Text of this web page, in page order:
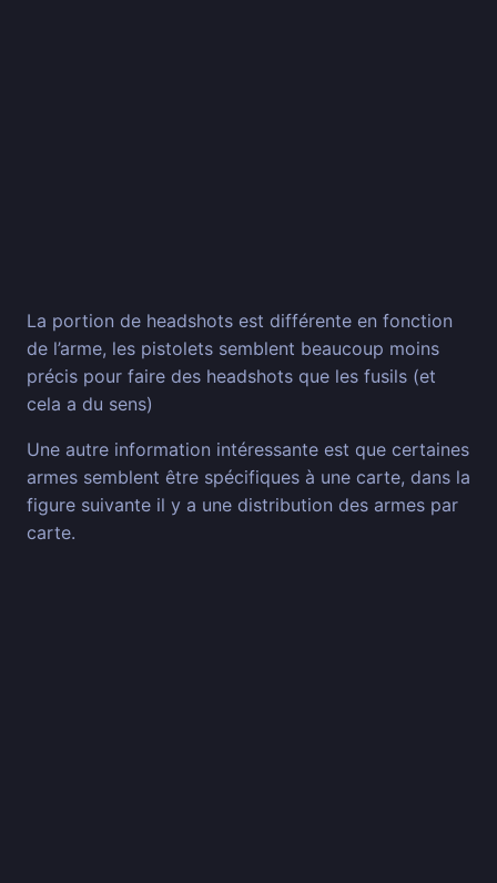
La portion de headshots est différente en fonction
de l’arme, les pistolets semblent beaucoup moins
précis pour faire des headshots que les fusils (et
cela a du sens)
Une autre information intéressante est que certaines
armes semblent être spécifiques à une carte, dans la
figure suivante il y a une distribution des armes par
carte.